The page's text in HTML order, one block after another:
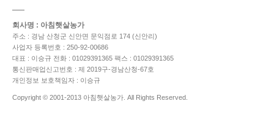
회사명 : 아침햇살농가
주소 : 경남 산청군 신안면 문익점로 174 (신안리)
사업자 등록번호 : 250-92-00686
대표 : 이승규 전화 : 01029391365 팩스 : 01029391365
통신판매업신고번호 : 제 2019구-경남산청-67호
개인정보 보호책임자 : 이승규
Copyright © 2001-2013 아침햇살농가. All Rights Reserved.